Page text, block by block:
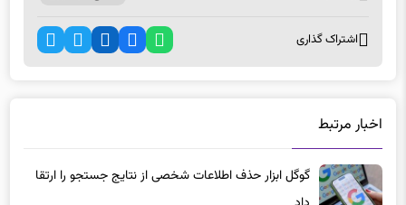
گوگل ابزار حذف اطلاعات شخصی از نتایج جستجو را ارتقا
داد
6 ماه پیش